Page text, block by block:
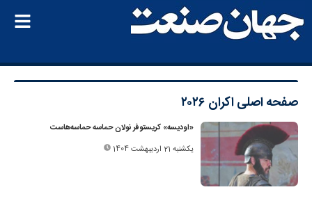
صفحه اصلیاکران ۲۰۲۶
«اودیسه» کریستوفر نولان حماسه حماسه‌هاست
یکشنبه 21 اردیبهشت 1404